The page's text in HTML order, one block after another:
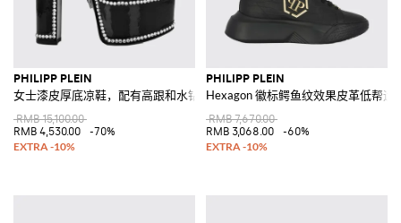
PHILIPP PLEIN
女士漆皮厚底凉鞋，配有高跟和水钻
RMB 15,100.00
RMB 4,530.00
-70%
PHILIPP PLEIN
Hexagon 徽标鳄鱼纹效果皮革低帮运
RMB 7,670.00
RMB 3,068.00
-60%